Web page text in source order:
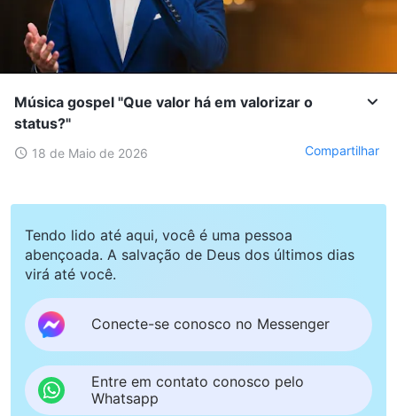
Música gospel "Que valor há em valorizar o
status?"
18 de Maio de 2026 Compartilhar
Tendo lido até aqui, você é uma pessoa
abençoada. A salvação de Deus dos últimos dias
virá até você.
Conecte-se conosco no Messenger
Entre em contato conosco pelo
Whatsapp